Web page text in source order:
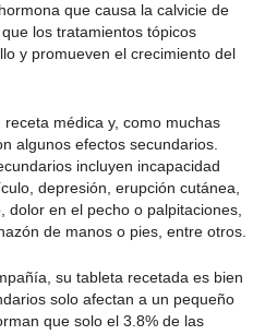
que causa la calvicie de
los tratamientos tópicos
y promueven el crecimiento del
médica y, como muchas
algunos efectos secundarios.
incluyen incapacidad
depresión, erupción cutánea,
en el pecho o palpitaciones,
de manos o pies, entre otros.
su tableta recetada es bien
solo afectan a un pequeño
que solo el 3.8% de las